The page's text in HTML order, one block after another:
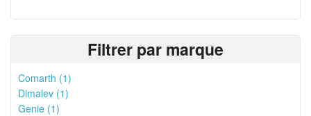
Filtrer par marque
Comarth (1)
Dimalev (1)
Genie (1)